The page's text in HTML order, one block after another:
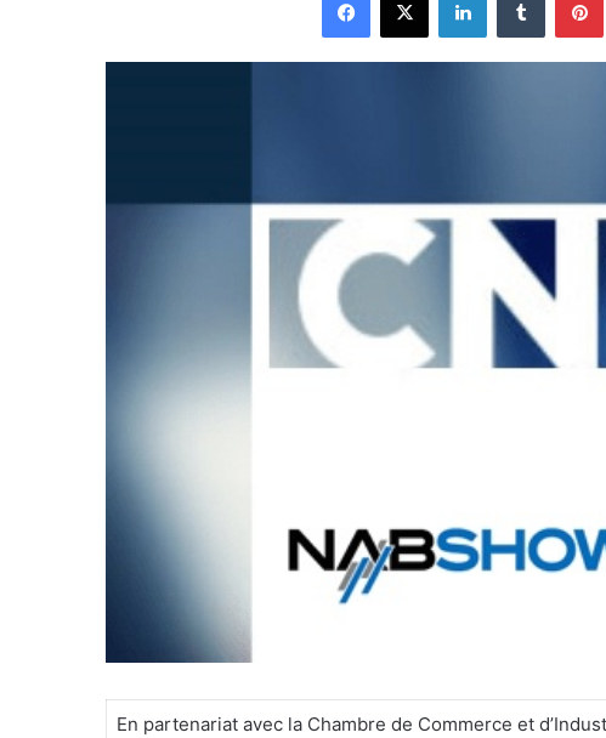
En partenariat avec la Chambre de Commerce et